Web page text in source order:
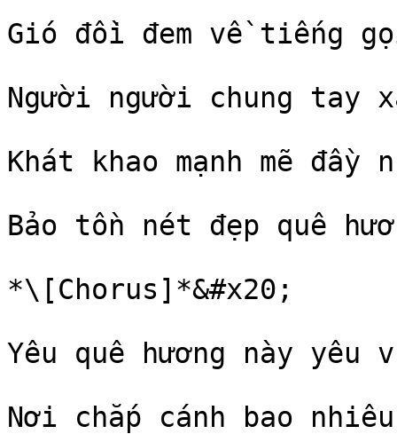
Gió đồi đem về tiếng
Người người chung tay
Khát khao mạnh mẽ đầy
Bảo tồn nét đẹp quê
*\[Chorus]*&#x20;
Yêu quê hương này yêu
Nơi chắp cánh bao